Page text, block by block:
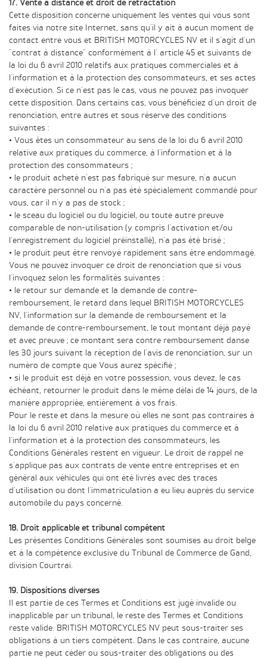
17. Vente à distance et droit de rétractation
Cette disposition concerne uniquement les ventes qui vous sont
faites via notre site Internet, sans qu'il y ait à aucun moment de
contact entre vous et BRITISH MOTORCYCLES NV et il s'agit d'un
"contrat à distance" conformément à l' article 45 et suivants de
la loi du 6 avril 2010 relatifs aux pratiques commerciales et à
l'information et à la protection des consommateurs, et ses actes
d'exécution. Si ce n'est pas le cas, vous ne pouvez pas invoquer
cette disposition. Dans certains cas, vous bénéficiez d'un droit de
renonciation, entre autres et sous réserve des conditions
suivantes :
• Vous êtes un consommateur au sens de la loi du 6 avril 2010
relative aux pratiques du commerce, à l'information et à la
protection des consommateurs ;
• le produit acheté n'est pas fabriqué sur mesure, n'a aucun
caractère personnel ou n'a pas été spécialement commandé pour
vous, car il n'y a pas de stock ;
• le sceau du logiciel ou du logiciel, ou toute autre preuve
comparable de non-utilisation (y compris l'activation et/ou
l'enregistrement du logiciel préinstallé), n'a pas été brisé ;
• le produit peut être renvoyé rapidement sans être endommagé.
Vous ne pouvez invoquer ce droit de renonciation que si vous
l'invoquez selon les formalités suivantes :
• le retour sur demande et la demande de contre-
remboursement, le retard dans lequel BRITISH MOTORCYCLES
NV, l'information sur la demande de remboursement et la
demande de contre-remboursement, le tout montant déjà payé
et avec preuve ; ce montant sera contre remboursement danse
les 30 jours suivant la réception de l'avis de renonciation, sur un
numéro de compte que Vous aurez spécifié ;
• si le produit est déjà en votre possession, vous devez, le cas
échéant, retourner le produit dans le même délai de 14 jours, de la
manière appropriée, entièrement à vos frais.
Pour le reste et dans la mesure où elles ne sont pas contraires à
la loi du 6 avril 2010 relative aux pratiques du commerce et à
l'information et à la protection des consommateurs, les
Conditions Générales restent en vigueur. Le droit de rappel ne
s'applique pas aux contrats de vente entre entreprises et en
général aux véhicules qui ont été livrés avec des traces
d'utilisation ou dont l'immatriculation a eu lieu auprès du service
automobile du pays concerné.
18. Droit applicable et tribunal compétent
Les présentes Conditions Générales sont soumises au droit belge
et à la compétence exclusive du Tribunal de Commerce de Gand,
division Courtrai.
19. Dispositions diverses
Il est partie de ces Termes et Conditions est jugé invalide ou
inapplicable par un tribunal, le reste des Termes et Conditions
reste valide. BRITISH MOTORCYCLES NV peut sous-traiter ses
obligations à un tiers compétent. Dans le cas contraire, aucune
partie ne peut céder ou sous-traiter des obligations ou des